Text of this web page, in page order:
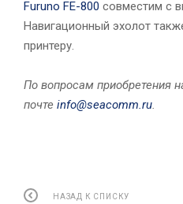
Furuno FE-800 совместим с
Навигационный эхолот
принтеру.
По вопросам приобретения
почте info@seacomm.ru.
НАЗАД К СПИСКУ